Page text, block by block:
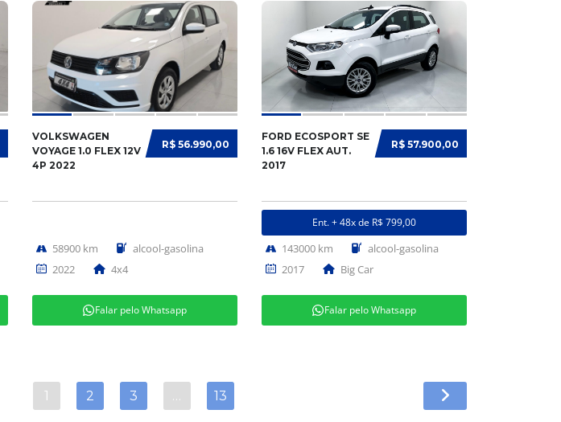
R$ 56.990,00
VOLKSWAGEN
VOYAGE 1.0 FLEX 12V
4P 2022
58900 km
alcool-gasolina
2022
4x4
Falar pelo Whatsapp
R$ 57.900,00
FORD ECOSPORT SE
1.6 16V FLEX AUT.
2017
Ent. + 48x de R$ 799,00
143000 km
alcool-gasolina
2017
Big Car
Falar pelo Whatsapp
1 2 3 … 13